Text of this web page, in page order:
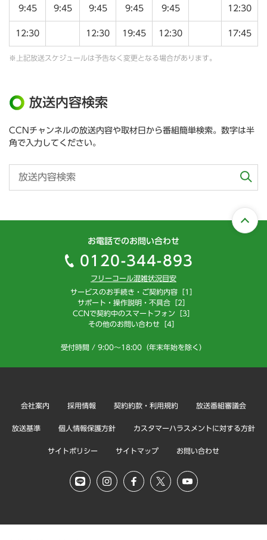
9:45 9:45 9:45 9:45 9:45 12:30
12:30 12:30 19:45 12:30 17:45
※上記放送スケジュールは予告なく変更となる場合があります。
放送内容検索
CCNチャンネルの放送内容や取材日から番組簡単検索。数字は半
角で入力してください。
お電話でのお問い合わせ
0120-344-893
フリーコール混雑状況目安
サービスのお手続き・ご契約内容［1］
サポート・操作説明・不具合［2］
CCNで契約中のスマートフォン［3］
その他のお問い合わせ［4］
受付時間 / 9:00～18:00（年末年始を除く）
会社案内 採用情報 契約約款・利用規約 放送番組審議会
放送基準 個人情報保護方針 カスタマーハラスメントに対する方針
サイトポリシー サイトマップ お問い合わせ